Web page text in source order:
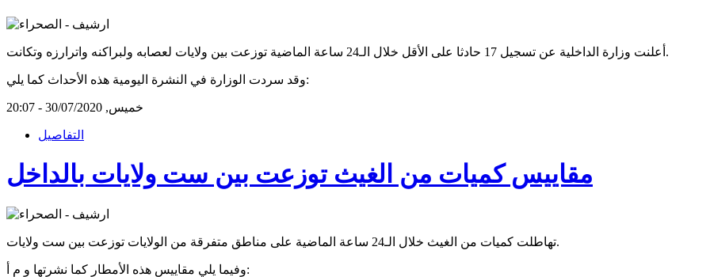
أعلنت وزارة الداخلية عن تسجيل 17 حادثا على الأقل خلال الـ24 ساعة الماضية توزعت بين ولايات لعصابه ولبراكنه واترارزه وتكانت.
وقد سردت الوزارة في النشرة اليومية هذه الأحداث كما يلي:
خميس, 30/07/2020 - 20:07
التفاصيل
مقاييس كميات من الغيث توزعت بين ست ولايات بالداخل
تهاطلت كميات من الغيث خلال الـ24 ساعة الماضية على مناطق متفرقة من الولايات توزعت بين ست ولايات.
وفيما يلي مقاييس هذه الأمطار كما نشرتها و م أ: